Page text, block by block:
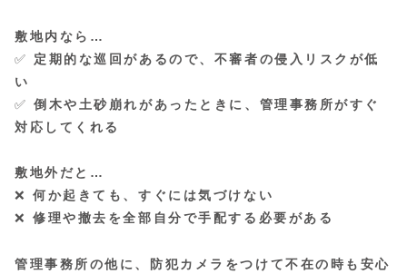
敷地内なら…
✅ 定期的な巡回があるので、不審者の侵入リスクが低
い
✅倒木や土砂崩れがあったときに、管理事務所がすぐ
対応してくれる
敷地外だと…
❌何か起きても、すぐには気づけない
❌修理や撤去を全部自分で手配する必要がある
管理事務所の他に、防犯カメラをつけて不在の時も安心